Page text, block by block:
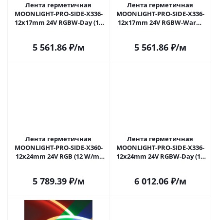
Лента герметичная
MOONLIGHT-PRO-SIDE-X336-
12x17mm 24V RGBW-Day (12
лет)
5 561.86₽/м
Лента герметичная
MOONLIGHT-PRO-SIDE-X336-
12x17mm 24V RGBW-Warm
лет)
5 561.86₽/м
Лента герметичная
MOONLIGHT-PRO-SIDE-X360-
12x24mm 24V RGB (12 W/m,
5 789.39₽/м
Лента герметичная
MOONLIGHT-PRO-SIDE-X336-
12x24mm 24V RGBW-Day (12
лет)
6 012.06₽/м